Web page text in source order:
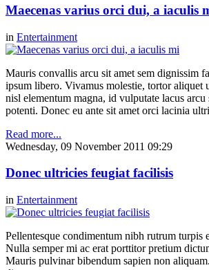
Maecenas varius orci dui, a iaculis
in Entertainment
Mauris convallis arcu sit amet sem dignissim
ipsum libero. Vivamus molestie, tortor aliquet
nisl elementum magna, id vulputate lacus arcu
potenti. Donec eu ante sit amet orci lacinia
Read more...
Wednesday, 09 November 2011 09:29
Donec ultricies feugiat facilisis
in Entertainment
Pellentesque condimentum nibh rutrum turpis
Nulla semper mi ac erat porttitor pretium
Mauris pulvinar bibendum sapien non